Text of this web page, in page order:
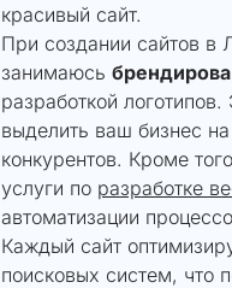
красивый сайт.
При создании сайтов в
занимаюсь
разработкой
выделить ваш бизнес
конкурентов. Кроме
услуги по разработке
автоматизации
Каждый сайт
поисковых систем, что